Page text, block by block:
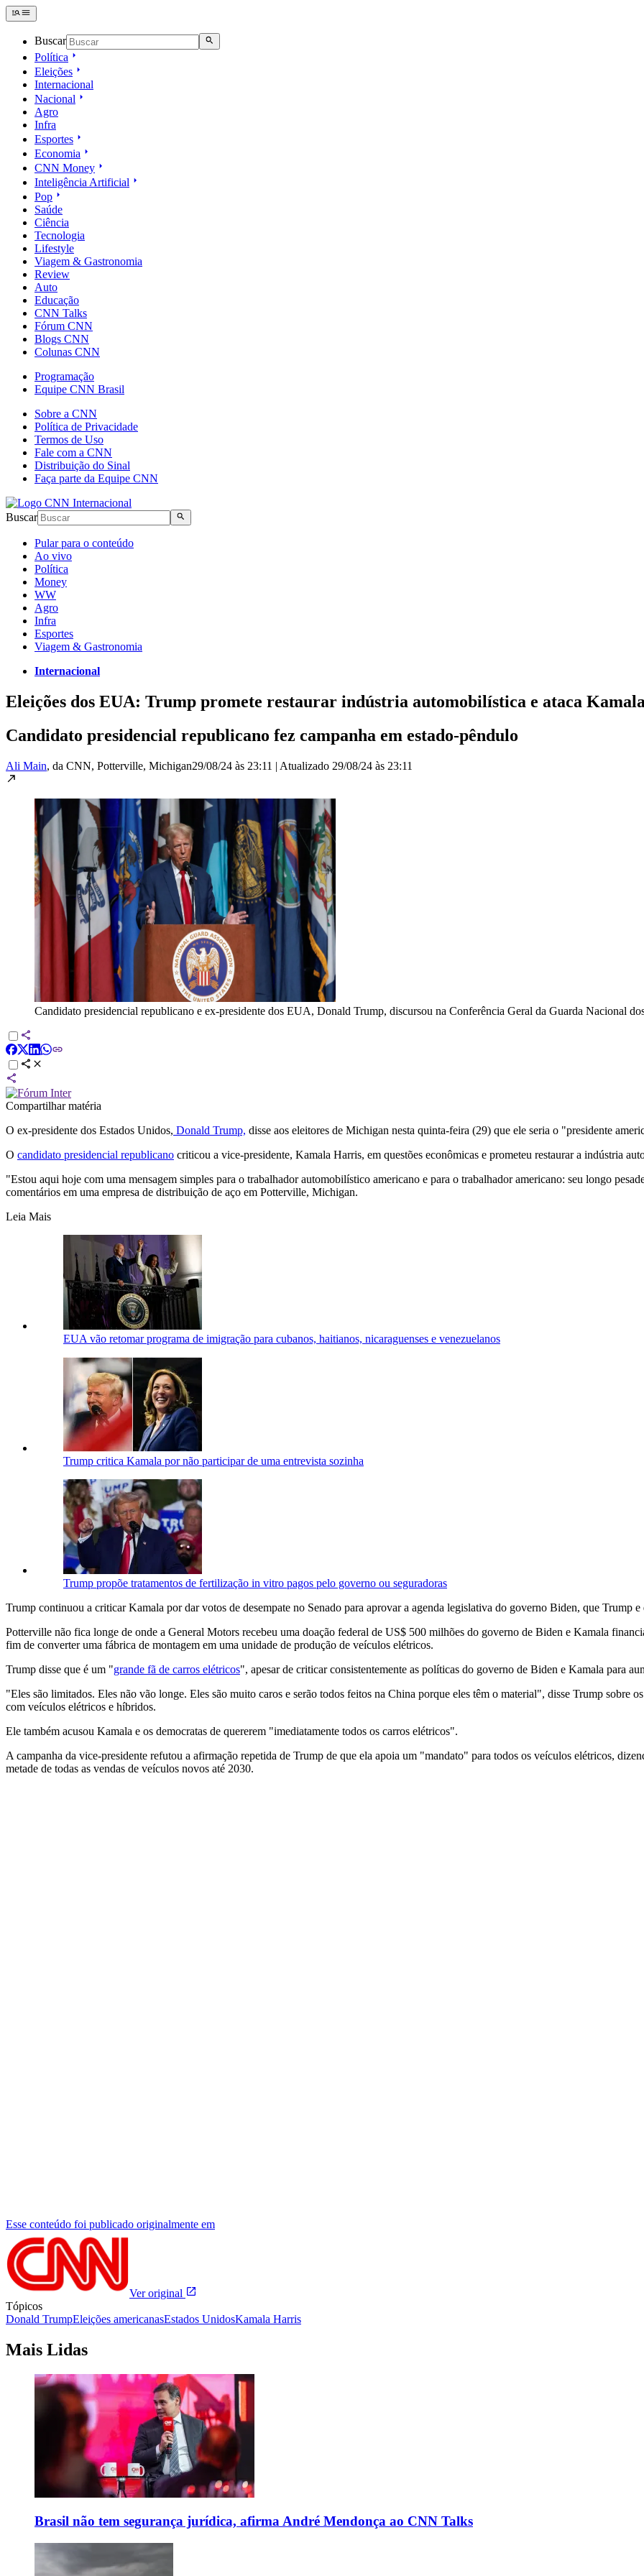
Buscar
Política
Eleições
Internacional
Nacional
Agro
Infra
Esportes
Economia
CNN Money
Inteligência Artificial
Pop
Saúde
Ciência
Tecnologia
Lifestyle
Viagem & Gastronomia
Review
Auto
Educação
CNN Talks
Fórum CNN
Blogs CNN
Colunas CNN
Programação
Equipe CNN Brasil
Sobre a CNN
Política de Privacidade
Termos de Uso
Fale com a CNN
Distribuição do Sinal
Faça parte da Equipe CNN
Buscar
Pular para o conteúdo
Ao vivo
Política
Money
WW
Agro
Infra
Esportes
Viagem & Gastronomia
Internacional
Eleições dos EUA: Trump promete restaurar indústria automobilística e ataca Kamala
Candidato presidencial republicano fez campanha em estado-pêndulo
Ali Main, da CNN, Potterville, Michigan29/08/24 às 23:11 | Atualizado 29/08/24 às 23:11
Candidato presidencial republicano e ex-presidente dos EUA, Donald Trump, discursou na Conferência Geral da Guarda Nacional
Compartilhar matéria
O ex-presidente dos Estados Unidos, Donald Trump, disse aos eleitores de Michigan nesta quinta-feira (29) que ele seria o "presidente
O candidato presidencial republicano criticou a vice-presidente, Kamala Harris, em questões econômicas e prometeu restaurar a indústria
"Estou aqui hoje com uma mensagem simples para o trabalhador automobilístico americano e para o trabalhador americano: seu longo
comentários em uma empresa de distribuição de aço em Potterville, Michigan.
Leia Mais
EUA vão retomar programa de imigração para cubanos, haitianos, nicaraguenses e venezuelanos
Trump critica Kamala por não participar de uma entrevista sozinha
Trump propõe tratamentos de fertilização in vitro pagos pelo governo ou seguradoras
Trump continuou a criticar Kamala por dar votos de desempate no Senado para aprovar a agenda legislativa do governo Biden, que Trump
Potterville não fica longe de onde a General Motors recebeu uma doação federal de US$ 500 milhões do governo de Biden e Kamala
fim de converter uma fábrica de montagem em uma unidade de produção de veículos elétricos.
Trump disse que é um "grande fã de carros elétricos", apesar de criticar consistentemente as políticas do governo de Biden e Kamala para
"Eles são limitados. Eles não vão longe. Eles são muito caros e serão todos feitos na China porque eles têm o material", disse Trump sobre
com veículos elétricos e híbridos.
Ele também acusou Kamala e os democratas de quererem "imediatamente todos os carros elétricos".
A campanha da vice-presidente refutou a afirmação repetida de Trump de que ela apoia um "mandato" para todos os veículos elétricos,
metade de todas as vendas de veículos novos até 2030.
Esse conteúdo foi publicado originalmente em
Ver original
Tópicos
Donald TrumpEleições americanasEstados UnidosKamala Harris
Mais Lidas
Brasil não tem segurança jurídica, afirma André Mendonça ao CNN Talks